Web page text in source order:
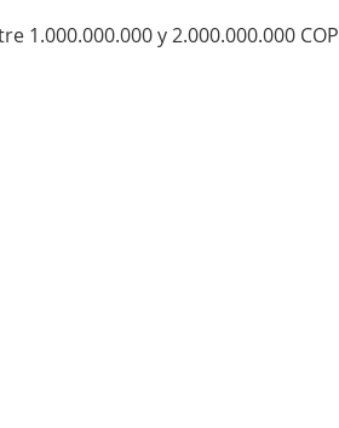
1.000.000.000 y 2.000.000.000 COP